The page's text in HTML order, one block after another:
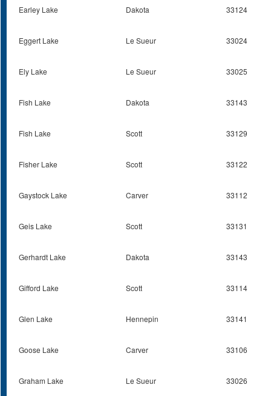
Earley Lake Dakota 33124
Eggert Lake Le Sueur 33024
Ely Lake Le Sueur 33025
Fish Lake Dakota 33143
Fish Lake Scott 33129
Fisher Lake Scott 33122
Gaystock Lake Carver 33112
Geis Lake Scott 33131
Gerhardt Lake Dakota 33143
Gifford Lake Scott 33114
Glen Lake Hennepin 33141
Goose Lake Carver 33106
Graham Lake Le Sueur 33026